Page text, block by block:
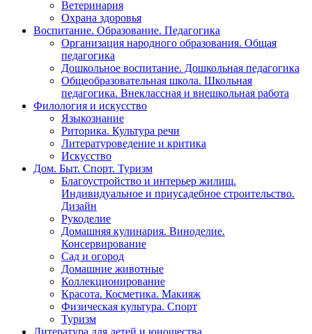
Ветеринария
Охрана здоровья
Воспитание. Образование. Педагогика
Организация народного образования. Общая
педагогика
Дошкольное воспитание. Дошкольная педагогика
Общеобразовательная школа. Школьная
педагогика. Внеклассная и внешкольная работа
Филология и искусство
Языкознание
Риторика. Культура речи
Литературоведение и критика
Искусство
Дом. Быт. Спорт. Туризм
Благоустройство и интерьер жилищ.
Индивидуальное и приусадебное строительство.
Дизайн
Рукоделие
Домашняя кулинария. Виноделие.
Консервирование
Сад и огород
Домашние животные
Коллекционирование
Красота. Косметика. Макияж
Физическая культура. Спорт
Туризм
Литература для детей и юношества